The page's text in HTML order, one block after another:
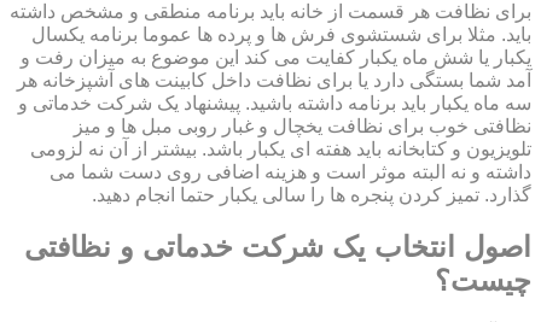
برای نظافت هر قسمت از خانه باید برنامه منطقی و مشخص داشته
باید. مثلا برای شستشوی فرش ها و پرده ها عموما برنامه یکسال
یکبار یا شش ماه یکبار کفایت می کند این موضوع به میزان رفت و
آمد شما بستگی دارد یا برای نظافت داخل کابینت های آشپزخانه هر
سه ماه یکبار باید برنامه داشته باشید. پیشنهاد یک شرکت خدماتی و
نظافتی خوب برای نظافت یخچال و غبار روبی مبل ها و میز
تلویزیون و کتابخانه باید هفته ای یکبار باشد. بیشتر از آن نه لزومی
داشته و نه البته موثر است و هزینه اضافی روی دست شما می
گذارد. تمیز کردن پنجره ها را سالی یکبار حتما انجام دهید.
اصول انتخاب یک شرکت خدماتی و نظافتی
چیست؟